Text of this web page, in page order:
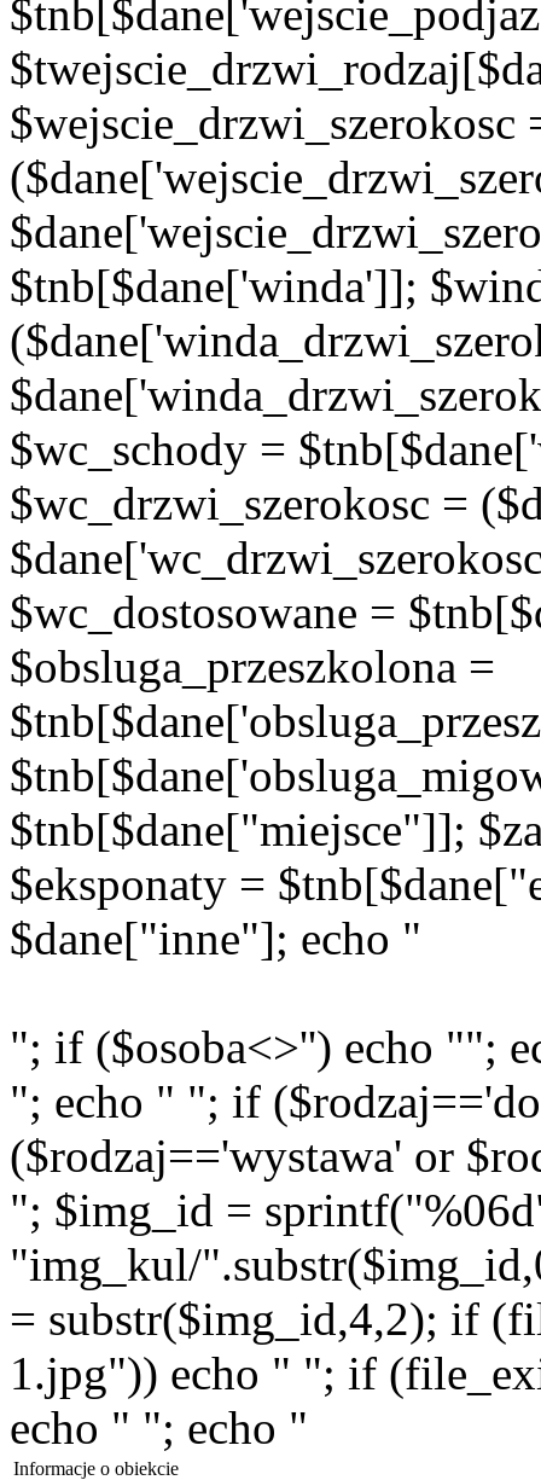
$wejscie_drzwi_szerokosc
$tnb[$dane['winda']];
$wc_schody =
$wc_drzwi_szerokosc =
$wc_dostosowane =
$obsluga_przeszkolona =
$tnb[$dane["miejsce"]];
$eksponaty =
$dane["inne"]; echo "
"; if ($osoba<>'') echo "";
"; echo " "; if
($rodzaj=='wystawa' or
"; $img_id =
"img_kul/
= substr($img_id,4,2); if
1.jpg")) echo " "; if
echo " "; echo "
Informacje o obiekcie